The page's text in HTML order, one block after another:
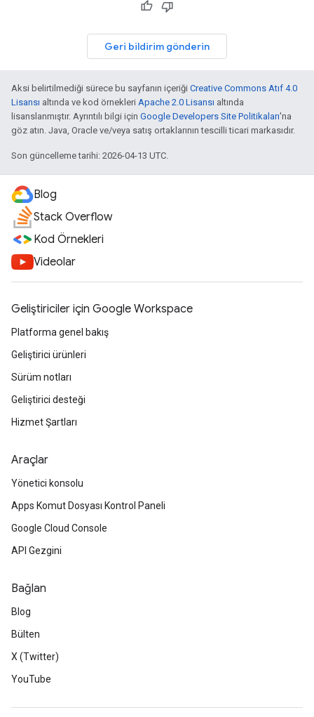
Geri bildirim gönderin
Aksi belirtilmediği sürece bu sayfanın içeriği Creative Commons Atıf 4.0
Lisansı altında ve kod örnekleri Apache 2.0 Lisansı altında
lisanslanmıştır. Ayrıntılı bilgi için Google Developers Site Politikaları'na
göz atın. Java, Oracle ve/veya satış ortaklarının tescilli ticari markasıdır.
Son güncelleme tarihi: 2026-04-13 UTC.
Blog
Stack Overflow
Kod Örnekleri
Videolar
Geliştiriciler için Google Workspace
Platforma genel bakış
Geliştirici ürünleri
Sürüm notları
Geliştirici desteği
Hizmet Şartları
Araçlar
Yönetici konsolu
Apps Komut Dosyası Kontrol Paneli
Google Cloud Console
API Gezgini
Bağlan
Blog
Bülten
X (Twitter)
YouTube